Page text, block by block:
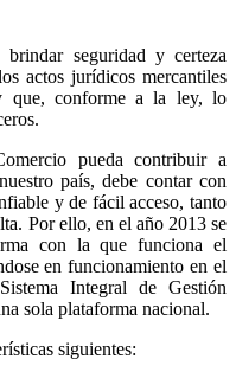
seguridad y certeza
actos jurídicos mercantiles
que, conforme a la ley, lo
pueda contribuir a
país, debe contar con
y de fácil acceso, tanto
Por ello, en el año 2013 se
con la que funciona el
en funcionamiento en el
Integral de Gestión
sola plataforma nacional.
siguientes: